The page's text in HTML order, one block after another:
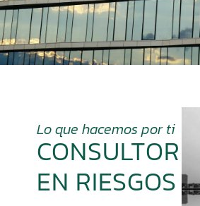
Lo que hacemos por ti
CONSULTORÍA
EN RIESGOS